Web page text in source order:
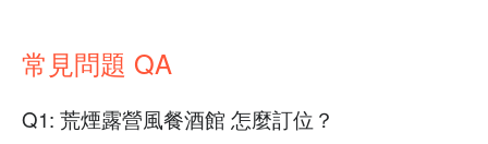
常見問題 QA
Q1: 荒煙露營風餐酒館 怎麼訂位？